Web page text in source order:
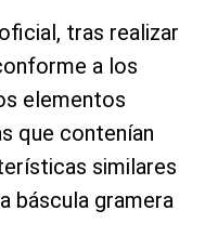
tras realizar
a los
elementos
que contenían
similares
báscula gramera